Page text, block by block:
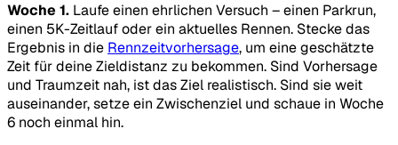
Woche 1. Laufe einen ehrlichen Versuch – einen Parkrun,
einen 5K-Zeitlauf oder ein aktuelles Rennen. Stecke das
Ergebnis in die Rennzeitvorhersage, um eine geschätzte
Zeit für deine Zieldistanz zu bekommen. Sind Vorhersage
und Traumzeit nah, ist das Ziel realistisch. Sind sie weit
auseinander, setze ein Zwischenziel und schaue in Woche
6 noch einmal hin.